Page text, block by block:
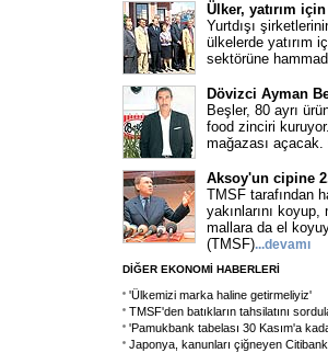
Ülker, yatırım
Yurtdışı
ülkelerde yatırım
sektörüne
Dövizci Ayman
Beşler, 80 ayrı
food zinciri
mağazası
Aksoy'un cipine
TMSF tarafından
yakınlarını
mallara da el
(TMSF)...devamı
DİĞER EKONOMİ HABERLERİ
'Ülkemizi marka haline getirmeliyiz'
TMSF'den batıkların tahsilatını
'Pamukbank tabelası 30 Kasım'a
Japonya, kanunları çiğneyen